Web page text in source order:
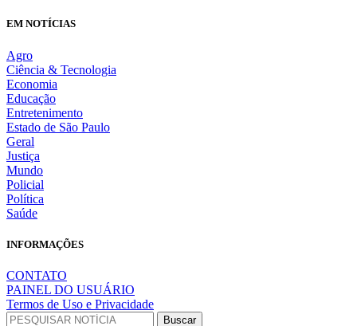
EM NOTÍCIAS
Agro
Ciência & Tecnologia
Economia
Educação
Entretenimento
Estado de São Paulo
Geral
Justiça
Mundo
Policial
Política
Saúde
INFORMAÇÕES
CONTATO
PAINEL DO USUÁRIO
Termos de Uso e Privacidade